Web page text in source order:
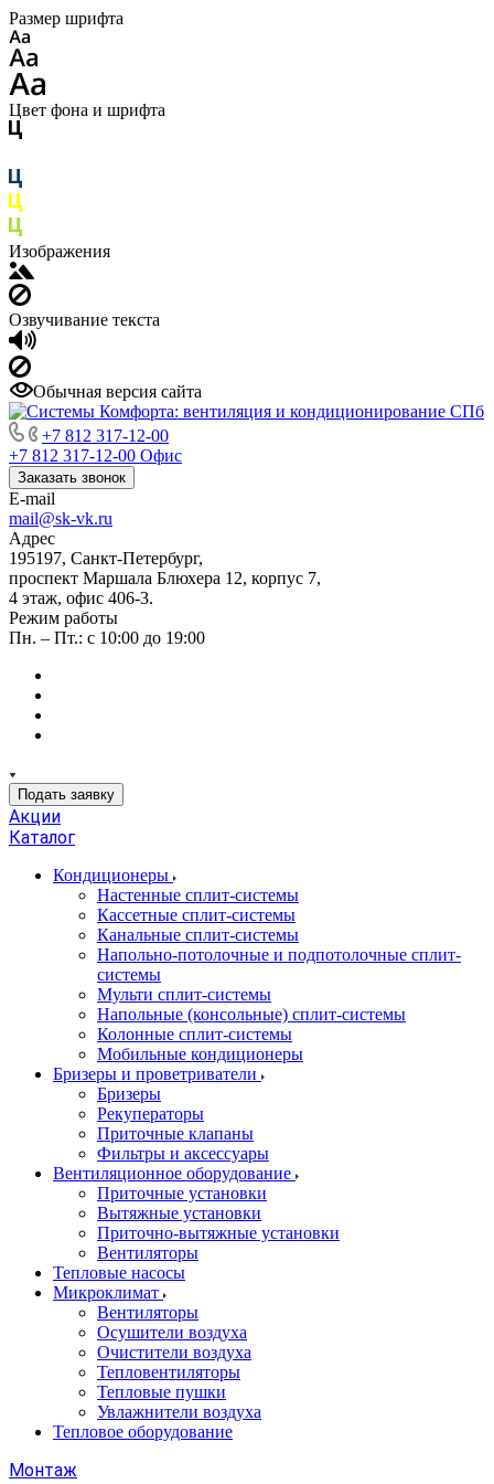
Размер шрифта
Цвет фона и шрифта
Изображения
Озвучивание текста
Обычная версия сайта
+7 812 317-12-00
+7 812 317-12-00 Офис
Заказать звонок
E-mail
mail@sk-vk.ru
Адрес
195197, Санкт-Петербург,
проспект Маршала Блюхера 12, корпус 7,
4 этаж, офис 406-3.
Режим работы
Пн. – Пт.: с 10:00 до 19:00
Подать заявку
Акции
Каталог
Кондиционеры
Настенные сплит-системы
Кассетные сплит-системы
Канальные сплит-системы
Напольно-потолочные и подпотолочные сплит-
системы
Мульти сплит-системы
Напольные (консольные) сплит-системы
Колонные сплит-системы
Мобильные кондиционеры
Бризеры и проветриватели
Бризеры
Рекуператоры
Приточные клапаны
Фильтры и аксессуары
Вентиляционное оборудование
Приточные установки
Вытяжные установки
Приточно-вытяжные установки
Вентиляторы
Тепловые насосы
Микроклимат
Вентиляторы
Осушители воздуха
Очистители воздуха
Тепловентиляторы
Тепловые пушки
Увлажнители воздуха
Тепловое оборудование
Монтаж